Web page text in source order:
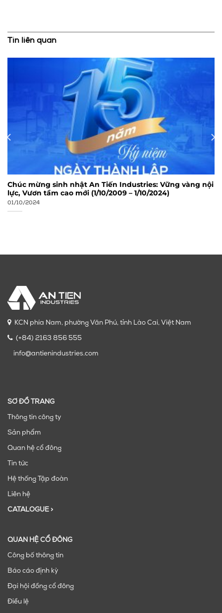
Tin liên quan
Chúc mừng sinh nhật An Tiến Industries: Vững vàng nội
lực, Vươn tầm cao mới (1/10/2009 – 1/10/2024)
01/10/2024
KCN phía Nam, phường Văn Phú, tỉnh Lào Cai, Việt Nam
(+84) 2163 856 555
info@antienindustries.com
SƠ ĐỒ TRANG
Thông tin công ty
Sản phẩm
Quan hệ cổ đông
Tin tức
Hệ thống Tập đoàn
Liên hệ
CATALOGUE >
QUAN HỆ CỔ ĐÔNG
Công bố thông tin
Báo cáo định kỳ
Đại hội đồng cổ đông
Điều lệ